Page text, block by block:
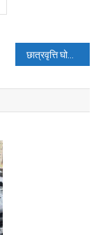
छात्रवृत्ति घोटाले के बाद स्कूल की मान्यता पर सीएम योगी का एक्शन, लखनऊ के बीएसए और तत्कालीन एडी बेसिक निलंबित